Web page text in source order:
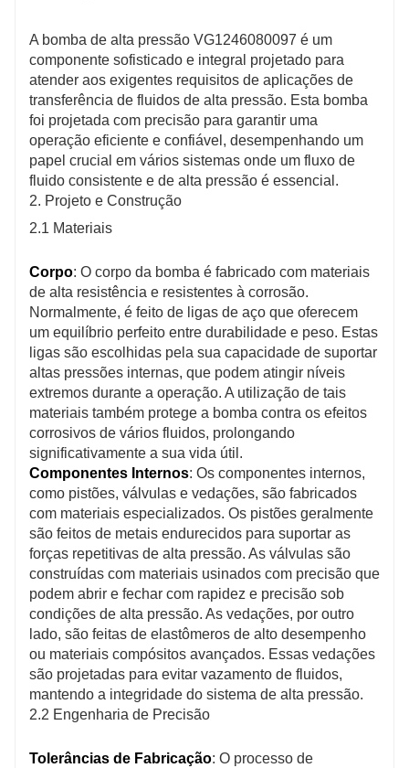
A bomba de alta pressão VG1246080097 é um
componente sofisticado e integral projetado para
atender aos exigentes requisitos de aplicações de
transferência de fluidos de alta pressão. Esta bomba
foi projetada com precisão para garantir uma
operação eficiente e confiável, desempenhando um
papel crucial em vários sistemas onde um fluxo de
fluido consistente e de alta pressão é essencial.
2. Projeto e Construção
2.1 Materiais
Corpo: O corpo da bomba é fabricado com materiais
de alta resistência e resistentes à corrosão.
Normalmente, é feito de ligas de aço que oferecem
um equilíbrio perfeito entre durabilidade e peso. Estas
ligas são escolhidas pela sua capacidade de suportar
altas pressões internas, que podem atingir níveis
extremos durante a operação. A utilização de tais
materiais também protege a bomba contra os efeitos
corrosivos de vários fluidos, prolongando
significativamente a sua vida útil.
Componentes Internos: Os componentes internos,
como pistões, válvulas e vedações, são fabricados
com materiais especializados. Os pistões geralmente
são feitos de metais endurecidos para suportar as
forças repetitivas de alta pressão. As válvulas são
construídas com materiais usinados com precisão que
podem abrir e fechar com rapidez e precisão sob
condições de alta pressão. As vedações, por outro
lado, são feitas de elastômeros de alto desempenho
ou materiais compósitos avançados. Essas vedações
são projetadas para evitar vazamento de fluidos,
mantendo a integridade do sistema de alta pressão.
2.2 Engenharia de Precisão
Tolerâncias de Fabricação: O processo de